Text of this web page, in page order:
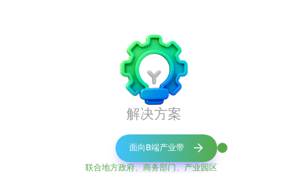
面向B端产业带
联合地方政府、商务部门、产业园区
解决方案